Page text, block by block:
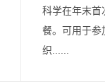
科学在年末首
餐。可用于参
织......